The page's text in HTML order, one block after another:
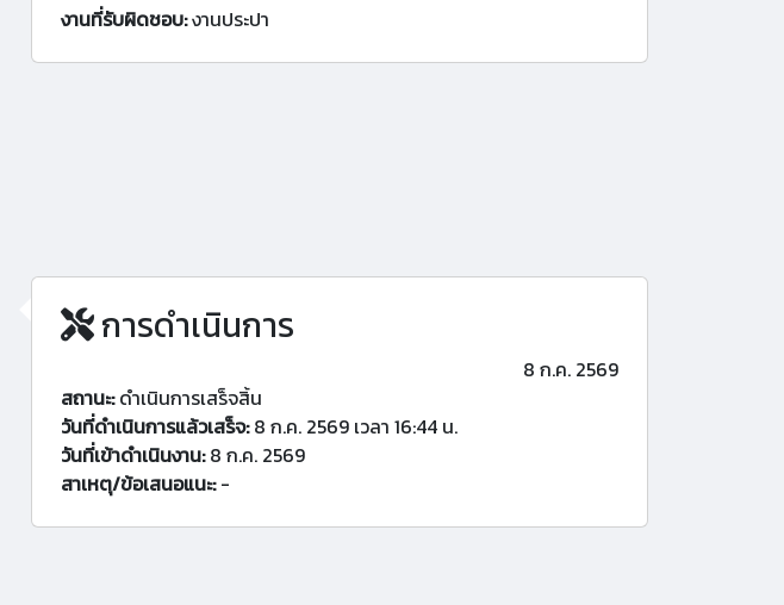
งานที่รับผิดชอบ:งานประปา
การดำเนินการ
8 ก.ค. 2569
สถานะ:ดำเนินการเสร็จสิ้น
วันที่ดำเนินการแล้วเสร็จ:8 ก.ค. 2569 เวลา 16:44 น.
วันที่เข้าดำเนินงาน:8 ก.ค. 2569
สาเหตุ/ข้อเสนอแนะ:-